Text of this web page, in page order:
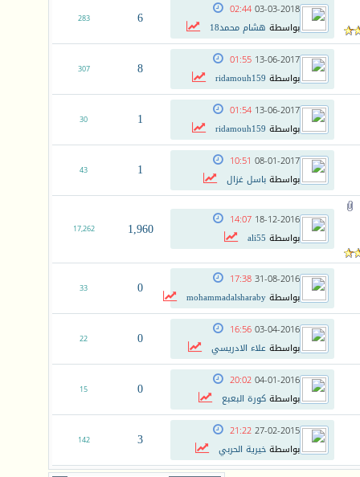
03-03-2018
02:44
بواسطة هشام محمد18 6
283
13-06-2017
01:55
بواسطة ridamouh159
8
307
13-06-2017
01:54
بواسطة ridamouh159
1
30
08-01-2017
10:51
بواسطةباسل غزال 1
43
18-12-2016
14:07
بواسطة ali55
1,960
17,262
31-08-2016
17:38
بواسطةmohammadalsharaby
0
33
03-04-2016
16:56
بواسطةعلاء الادريسي 0
22
04-01-2016
20:02
بواسطةكورة البعبع 0
15
27-02-2015
21:22
بواسطةخيرية الحربي 3
142